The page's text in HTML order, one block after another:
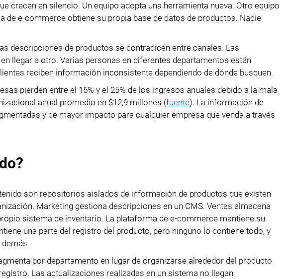
Pasaporte Digital de
Producto
Cumplimiento PPWR
Módulos
Integraciones
PIM Amazon Integration
Exportación de datos
crecen en silencio. Un equipo adopta una herramienta nueva. Otro equipo
de e-commerce obtiene su propia base de datos de productos. Nadie
descripciones de productos se contradicen entre canales. Las
llegar a otro. Varias personas en diferentes departamentos están
reciben información inconsistente dependiendo de dónde busquen.
pierden entre el 15% y el 25% de los ingresos anuales debido a la mala
anual promedio en $12,9 millones (fuente). La información de
y de mayor impacto para cualquier empresa que venda a través
son repositorios aislados de información de productos que existen
Marketing gestiona descripciones en un CMS. Ventas almacena
sistema de inventario. La plataforma de e-commerce mantiene su
una parte del registro del producto, pero ninguno lo contiene todo, y
por departamento en lugar de organizarse alrededor del producto
Las actualizaciones realizadas en un sistema no llegan